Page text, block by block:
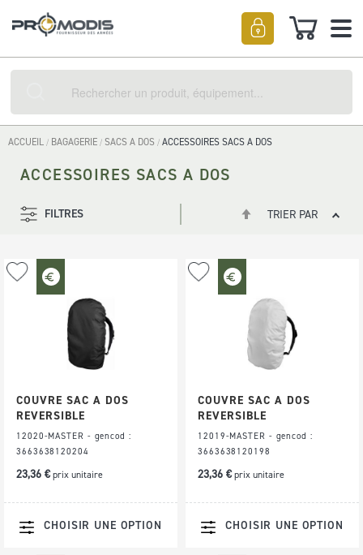
Mon
ACCUEIL BAGAGERIE SACS A DOS ACCESSOIRES SACS A DOS
ACCESSOIRES SACS A DOS
TRIER PAR
Position
Par
COUVRE SAC A DOS
REVERSIBLE
12020-MASTER - gencod :
3663638120204
23,36 €prix unitaire
CHOISIR UNE OPTION
Ajouter
COUVRE SAC A DOS
REVERSIBLE
12019-MASTER - gencod :
3663638120198
23,36 €prix unitaire
CHOISIR UNE OPTION
Ajouter
FILTRES